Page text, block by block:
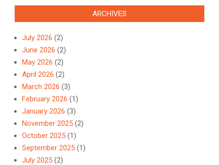
ARCHIVES
July 2026 (2)
June 2026 (2)
May 2026 (2)
April 2026 (2)
March 2026 (3)
February 2026 (1)
January 2026 (3)
November 2025 (2)
October 2025 (1)
September 2025 (1)
July 2025 (2)